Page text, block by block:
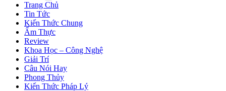
Trang Chủ
Tin Tức
Kiến Thức Chung
Ẩm Thực
Review
Khoa Học – Công Nghệ
Giải Trí
Câu Nói Hay
Phong Thủy
Kiến Thức Pháp Lý